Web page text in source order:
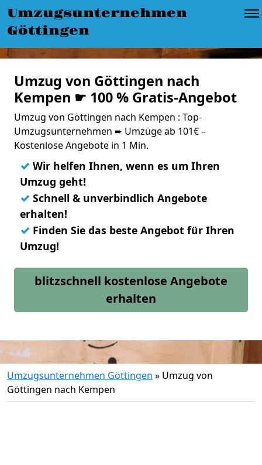
Umzugsunternehmen
Göttingen
Umzug von Göttingen nach
Kempen ☛ 100 % Gratis-Angebot
Umzug von Göttingen nach Kempen : Top-
Umzugsunternehmen ➨ Umzüge ab 101€ –
Kostenlose Angebote in 1 Min.
✓ Wir helfen Ihnen, wenn es um Ihren
Umzug geht!
✓ Schnell & unverbindlich Angebote
erhalten!
✓ Finden Sie das beste Angebot für Ihren
Umzug!
blitzschnell kostenlose Angebote
erhalten
Umzugsunternehmen Göttingen » Umzug von
Göttingen nach Kempen